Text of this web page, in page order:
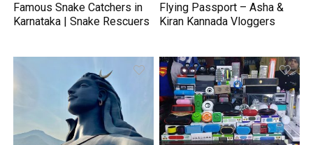
Famous Snake Catchers in
Karnataka | Snake Rescuers
Flying Passport – Asha &
Kiran Kannada Vloggers